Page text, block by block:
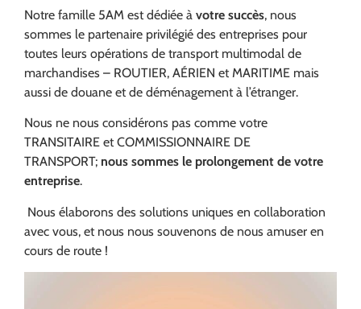
Notre famille 5AM est dédiée à votre succès, nous
sommes le partenaire privilégié des entreprises pour
toutes leurs opérations de transport multimodal de
marchandises – ROUTIER, AÉRIEN et MARITIME mais
aussi de douane et de déménagement à l’étranger.
Nous ne nous considérons pas comme votre
TRANSITAIRE et COMMISSIONNAIRE DE
TRANSPORT; nous sommes le prolongement de votre
entreprise.
Nous élaborons des solutions uniques en collaboration
avec vous, et nous nous souvenons de nous amuser en
cours de route !